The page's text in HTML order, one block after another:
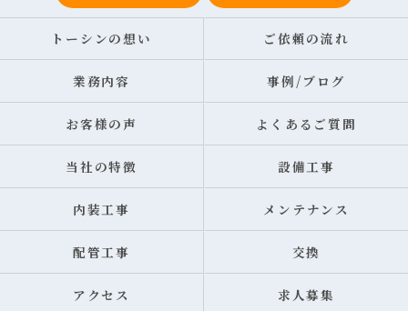
トーシンの想い ご依頼の流れ
業務内容 事例/ブログ
お客様の声 よくあるご質問
当社の特徴 設備工事
内装工事 メンテナンス
配管工事 交換
アクセス 求人募集